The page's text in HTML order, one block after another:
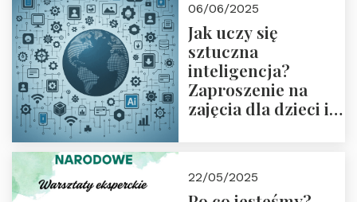
06/06/2025
Jak uczy się
sztuczna
inteligencja?
Zaproszenie na
zajęcia dla dzieci i
22/05/2025